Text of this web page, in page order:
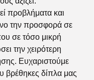
την προσφορά σε
σε τόσο μικρή
την χειρότερη
Ευχαριστούμε
δίπλα μας